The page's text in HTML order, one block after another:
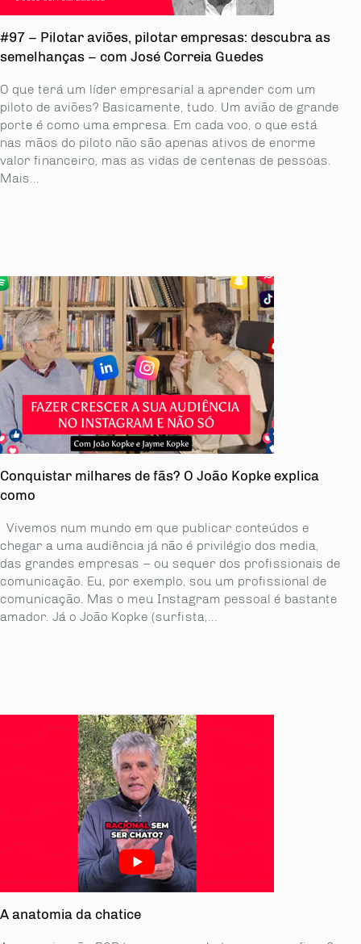
#97 – Pilotar aviões, pilotar empresas: descubra as
semelhanças – com José Correia Guedes
O que terá um líder empresarial a aprender com um
piloto de aviões? Basicamente, tudo. Um avião de grande
porte é como uma empresa. Em cada voo, o que está
nas mãos do piloto não são apenas ativos de enorme
valor financeiro, mas as vidas de centenas de pessoas.
Mais...
Conquistar milhares de fãs? O João Kopke explica
como
Vivemos num mundo em que publicar conteúdos e
chegar a uma audiência já não é privilégio dos media,
das grandes empresas – ou sequer dos profissionais de
comunicação. Eu, por exemplo, sou um profissional de
comunicação. Mas o meu Instagram pessoal é bastante
amador. Já o João Kopke (surfista,...
A anatomia da chatice